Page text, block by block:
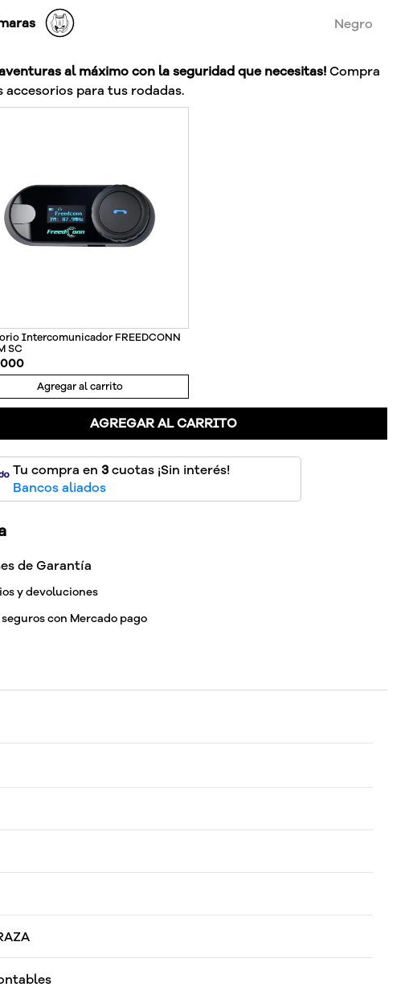
Negro
aventuras al máximo con la seguridad que necesitas!Compra
accesorios para tus rodadas.
Intercomunicador FREEDCONN
SC
000
Agregar al carrito
AGREGAR AL CARRITO
Tu compra en3cuotas ¡Sin interés!
Bancos aliados
de Garantía
y devoluciones
seguros con Mercado pago